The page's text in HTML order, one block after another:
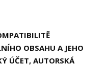
OBSAHU A JEHO
ÚČET, AUTORSKÁ